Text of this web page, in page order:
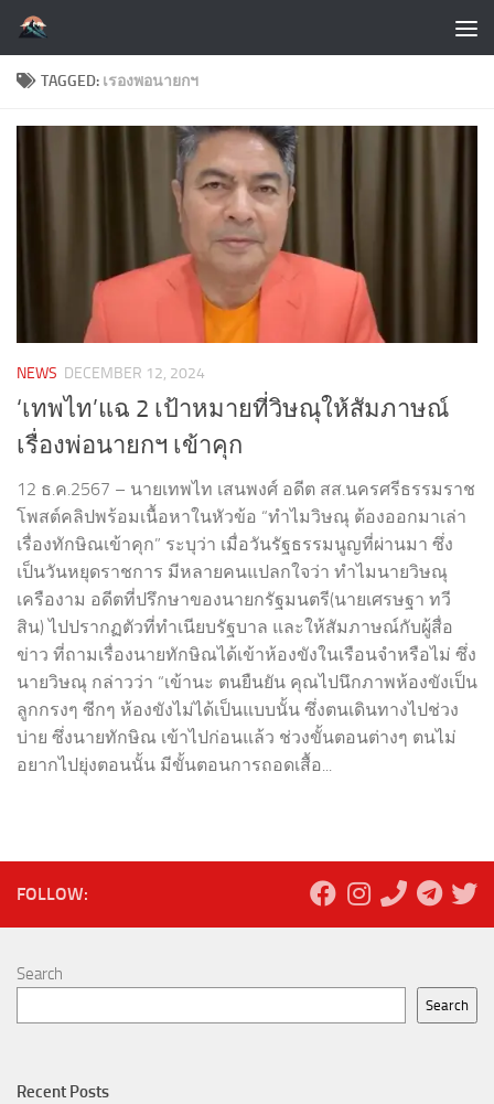
Skip to content
TAGGED: เรองพอนายกฯ
NEWS DECEMBER 12, 2024
‘เทพไท’แฉ 2 เป้าหมายที่วิษณุให้สัมภาษณ์
เรื่องพ่อนายกฯ เข้าคุก
12 ธ.ค.2567 – นายเทพไท เสนพงศ์ อดีต สส.นครศรีธรรมราช
โพสต์คลิปพร้อมเนื้อหาในหัวข้อ “ทำไมวิษณุ ต้องออกมาเล่า
เรื่องทักษิณเข้าคุก” ระบุว่า เมื่อวันรัฐธรรมนูญที่ผ่านมา ซึ่ง
เป็นวันหยุดราชการ มีหลายคนแปลกใจว่า ทำไมนายวิษณุ
เครืองาม อดีตที่ปรึกษาของนายกรัฐมนตรี(นายเศรษฐา ทวี
สิน) ไปปรากฏตัวที่ทำเนียบรัฐบาล และให้สัมภาษณ์กับผู้สื่อ
ข่าว ที่ถามเรื่องนายทักษิณได้เข้าห้องขังในเรือนจำหรือไม่ ซึ่ง
นายวิษณุ กล่าวว่า “เข้านะ ตนยืนยัน คุณไปนึกภาพห้องขังเป็น
ลูกกรงๆ ซีกๆ ห้องขังไม่ได้เป็นแบบนั้น ซึ่งตนเดินทางไปช่วง
บ่าย ซึ่งนายทักษิณ เข้าไปก่อนแล้ว ช่วงขั้นตอนต่างๆ ตนไม่
อยากไปยุ่งตอนนั้น มีขั้นตอนการถอดเสื้อ...
FOLLOW:
Search
Search
Recent Posts